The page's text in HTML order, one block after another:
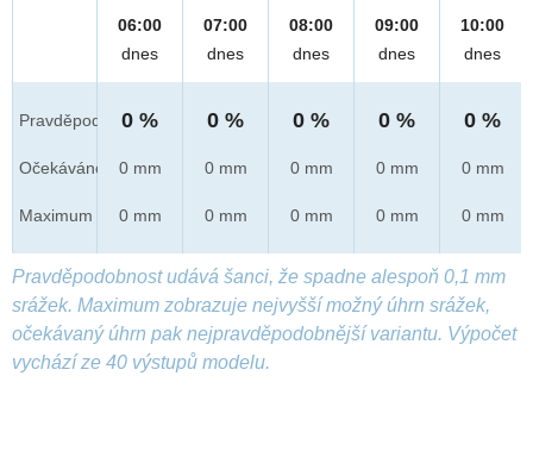
Pravděpod.
Očekáváno
Maximum
06:00
dnes
0 %
0 mm
0 mm
07:00
dnes
0 %
0 mm
0 mm
08:00
dnes
0 %
0 mm
0 mm
09:00
dnes
0 %
0 mm
0 mm
10:00
dnes
0 %
0 mm
0 mm
Pravděpodobnost udává šanci, že spadne alespoň 0,1 mm
srážek. Maximum zobrazuje nejvyšší možný úhrn srážek,
očekávaný úhrn pak nejpravděpodobnější variantu. Výpočet
vychází ze 40 výstupů modelu.